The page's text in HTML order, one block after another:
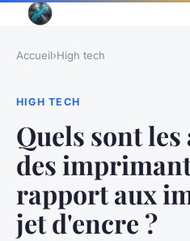
Accueil›High tech
HIGH TECH
Quels sont les
des
rapport aux
jet d'encre ?